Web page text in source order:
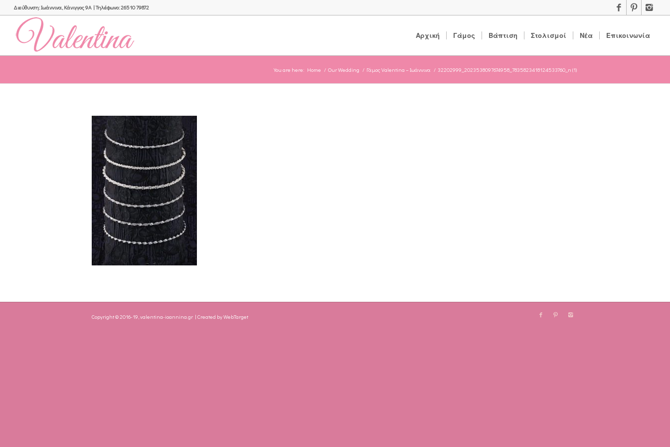
Διεύθυνση: Ιωάννινα, Κάνιγγος 9Α | Τηλέφωνο: 26510 79872
Αρχική Γάμος Βάπτιση Στολισμοί Νέα Επικοινωνία
You are here: Home / Our Wedding / Γάμος Valentina – Ιωάννινα / 32202999_2023538097674958_7835823418124533760_n (1)
Copyright © 2016-19, valentina-ioannina.gr | Created byWebTarget